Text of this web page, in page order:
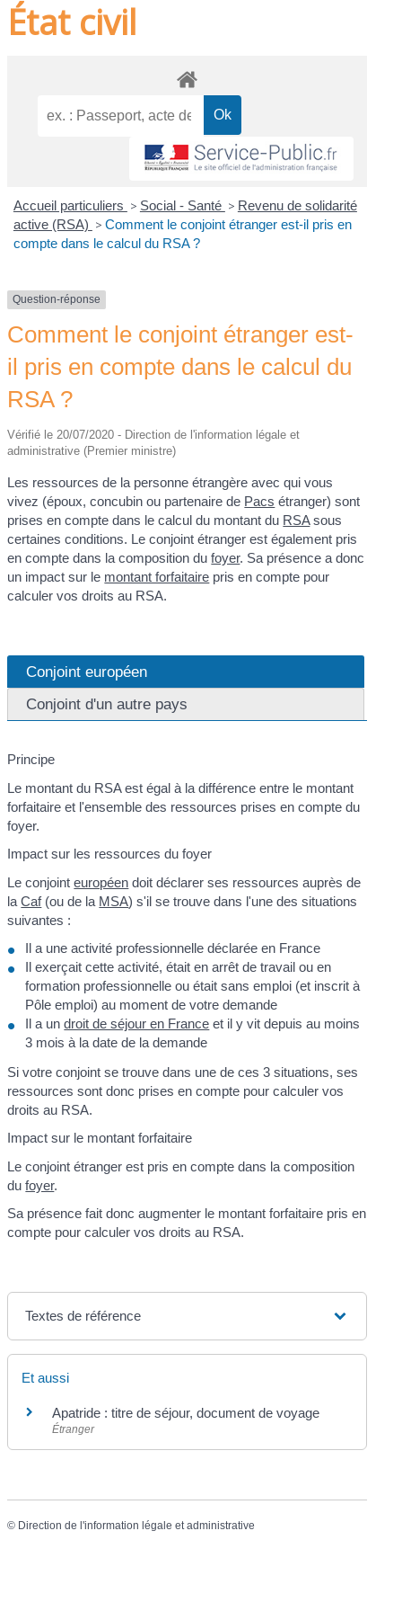
État civil
Accueil particuliers > Social - Santé > Revenu de solidarité
active (RSA) > Comment le conjoint étranger est-il pris en
compte dans le calcul du RSA ?
Question-réponse
Comment le conjoint étranger est-
il pris en compte dans le calcul du
RSA ?
Vérifié le 20/07/2020 - Direction de l'information légale et
administrative (Premier ministre)
Les ressources de la personne étrangère avec qui vous
vivez (époux, concubin ou partenaire de Pacs étranger) sont
prises en compte dans le calcul du montant du RSAsous
certaines conditions. Le conjoint étranger est également pris
en compte dans la composition dufoyer. Sa présence a donc
un impact sur le montant forfaitaire pris en compte pour
calculer vos droits au RSA.
Conjoint européen
Conjoint d'un autre pays
Principe
Le montant du RSA est égal à la différence entre le montant
forfaitaire et l'ensemble des ressources prises en compte du
foyer.
Impact sur les ressources du foyer
Le conjointeuropéen doit déclarer ses ressources auprès de
laCaf(ou de la MSA) s'il se trouve dans l'une des situations
suivantes :
Il a une activité professionnelle déclarée en France
Il exerçait cette activité, était en arrêt de travail ou en
formation professionnelle ou était sans emploi (et inscrit à
Pôle emploi) au moment de votre demande
Il a undroit de séjour en France et il y vit depuis au moins
3 mois à la date de la demande
Si votre conjoint se trouve dans une de ces 3 situations, ses
ressources sont donc prises en compte pour calculer vos
droits au RSA.
Impact sur le montant forfaitaire
Le conjoint étranger est pris en compte dans la composition
dufoyer.
Sa présence fait donc augmenter le montant forfaitaire pris en
compte pour calculer vos droits au RSA.
Textes de référence
Et aussi
Apatride : titre de séjour, document de voyage
Étranger
© Direction de l'information légale et administrative